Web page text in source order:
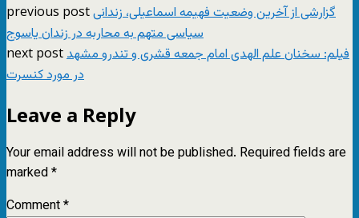
previous postگزارشی از آخرین وضعیت فهیمه اسماعیلی، زندانی
سیاسی متهم به محاربه در زندان یاسوج
next postفیلم: سخنان علم الهدی امام جمعه قشری و تندرو مشهد
در مورد کنسرت
Leave a Reply
Your email address will not be published. Required fields are
marked*
Comment*